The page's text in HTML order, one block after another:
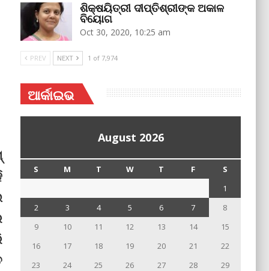
ଶିକ୍ଷୟିତ୍ରୀ ଦୀପ୍ତିଶ୍ରୀଙ୍କ ଅକାଳ
ବିୟୋଗ
Oct 30, 2020, 10:25 am
PREV NEXT 1 of 7,974
ଆର୍କାଇଭ
August 2026
S M T W T F
S
1
2
3 4 5 6 7
8
9
10 11 12 13 14
15
16
17 18 19 20 21
22
23
24 25 26 27 28
29